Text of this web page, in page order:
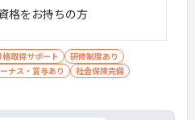
格をお持ちの方
格取得サポート
研修制度あり
ナス・賞与あり
社会保険完備